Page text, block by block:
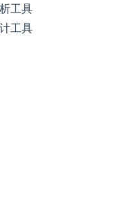
工具
工具